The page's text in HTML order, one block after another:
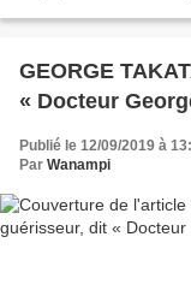
GEORGE TAKATA TJAPALJARRI, guérisseur, dit
« Docteur
Publié le 12/09/2019 à
Par Wanampi